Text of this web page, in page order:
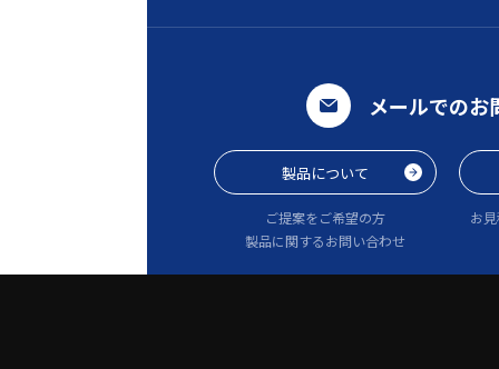
メールでのお
製品について
ご提案をご希望の方
製品に関するお問い合わせ
お